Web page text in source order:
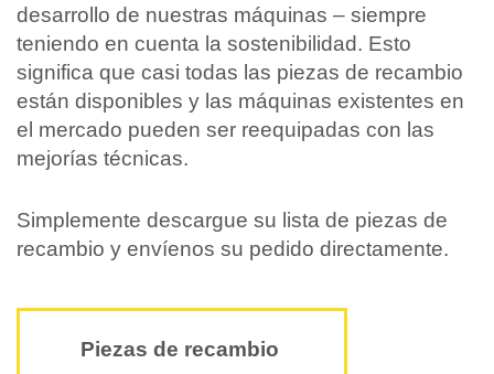
desarrollo de nuestras máquinas – siempre
teniendo en cuenta la sostenibilidad. Esto
significa que casi todas las piezas de recambio
están disponibles y las máquinas existentes en
el mercado pueden ser reequipadas con las
mejorías técnicas.
Simplemente descargue su lista de piezas de
recambio y envíenos su pedido directamente.
Piezas de recambio